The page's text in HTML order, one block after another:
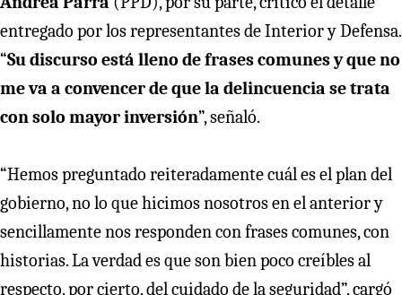
entregado por los representantes de Interior y Defensa.
“Su discurso está lleno de frases comunes y que no
me va a convencer de que la delincuencia se trata
con solo mayor inversión”, señaló.
“Hemos preguntado reiteradamente cuál es el plan del
gobierno, no lo que hicimos nosotros en el anterior y
sencillamente nos responden con frases comunes, con
historias. La verdad es que son bien poco creíbles al
respecto, por cierto, del cuidado de la seguridad”, cargó